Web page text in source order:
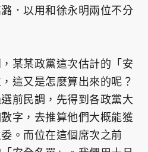
．以用和徐永明兩位不分
某某政黨這次估計的「安
這又是怎麼算出來的呢？
前民調，先得到各政黨大
字，去推算他們大概能獲
。而位在這個席次之前